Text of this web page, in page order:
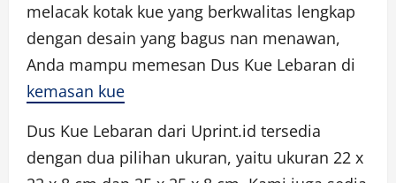
melacak kotak kue yang berkwalitas lengkap
dengan desain yang bagus nan menawan,
Anda mampu memesan Dus Kue Lebaran di
kemasan kue
Dus Kue Lebaran dari Uprint.id tersedia
dengan dua pilihan ukuran, yaitu ukuran 22 x